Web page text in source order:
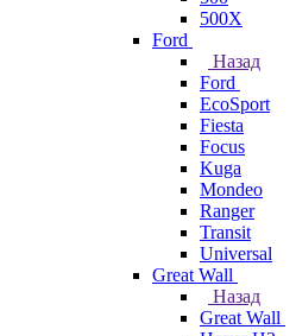
500X
Ford
Назад
Ford
EcoSport
Fiesta
Focus
Kuga
Mondeo
Ranger
Transit
Universal
Great Wall
Назад
Great Wall